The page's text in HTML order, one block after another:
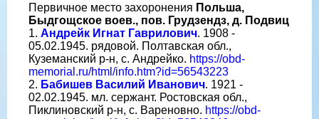
Первичное место захоронения Польша,
Быдгощское воев., пов. Грудзендз, д. Подвиц
1. Андрейк Игнат Гаврилович. 1908 -
05.02.1945. рядовой. Полтавская обл.,
Куземанский р-н, с. Андрейко. https://obd-
memorial.ru/html/info.htm?id=56543223
2. Бабишев Василий Иванович. 1921 -
02.02.1945. мл. сержант. Ростовская обл.,
Пиклиновский р-н, с. Вареновно. https://obd-